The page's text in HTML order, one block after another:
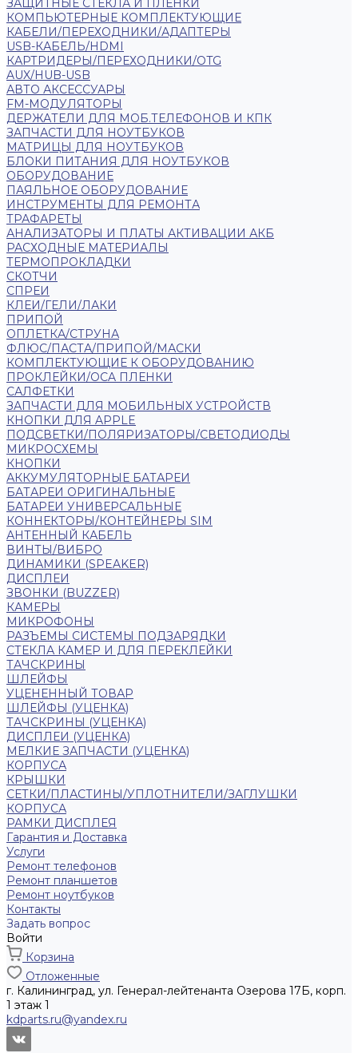
ЗАЩИТНЫЕ СТЕКЛА И ПЛЕНКИ
КОМПЬЮТЕРНЫЕ КОМПЛЕКТУЮЩИЕ
КАБЕЛИ/ПЕРЕХОДНИКИ/АДАПТЕРЫ
USB-КАБЕЛЬ/HDMI
КАРТРИДЕРЫ/ПЕРЕХОДНИКИ/OTG
AUX/HUB-USB
АВТО АКСЕССУАРЫ
FM-МОДУЛЯТОРЫ
ДЕРЖАТЕЛИ ДЛЯ МОБ.ТЕЛЕФОНОВ И КПК
ЗАПЧАСТИ ДЛЯ НОУТБУКОВ
МАТРИЦЫ ДЛЯ НОУТБУКОВ
БЛОКИ ПИТАНИЯ ДЛЯ НОУТБУКОВ
ОБОРУДОВАНИЕ
ПАЯЛЬНОЕ ОБОРУДОВАНИЕ
ИНСТРУМЕНТЫ ДЛЯ РЕМОНТА
ТРАФАРЕТЫ
АНАЛИЗАТОРЫ И ПЛАТЫ АКТИВАЦИИ АКБ
РАСХОДНЫЕ МАТЕРИАЛЫ
ТЕРМОПРОКЛАДКИ
СКОТЧИ
СПРЕИ
КЛЕИ/ГЕЛИ/ЛАКИ
ПРИПОЙ
ОПЛЕТКА/СТРУНА
ФЛЮС/ПАСТА/ПРИПОЙ/МАСКИ
КОМПЛЕКТУЮЩИЕ К ОБОРУДОВАНИЮ
ПРОКЛЕЙКИ/OCA ПЛЕНКИ
САЛФЕТКИ
ЗАПЧАСТИ ДЛЯ МОБИЛЬНЫХ УСТРОЙСТВ
КНОПКИ ДЛЯ APPLE
ПОДСВЕТКИ/ПОЛЯРИЗАТОРЫ/СВЕТОДИОДЫ
МИКРОСХЕМЫ
КНОПКИ
АККУМУЛЯТОРНЫЕ БАТАРЕИ
БАТАРЕИ ОРИГИНАЛЬНЫЕ
БАТАРЕИ УНИВЕРСАЛЬНЫЕ
КОННЕКТОРЫ/КОНТЕЙНЕРЫ SIM
АНТЕННЫЙ КАБЕЛЬ
ВИНТЫ/ВИБРО
ДИНАМИКИ (SPEAKER)
ДИСПЛЕИ
ЗВОНКИ (BUZZER)
КАМЕРЫ
МИКРОФОНЫ
РАЗЪЕМЫ СИСТЕМЫ ПОДЗАРЯДКИ
СТЕКЛА КАМЕР И ДЛЯ ПЕРЕКЛЕЙКИ
ТАЧСКРИНЫ
ШЛЕЙФЫ
УЦЕНЕННЫЙ ТОВАР
ШЛЕЙФЫ (УЦЕНКА)
ТАЧСКРИНЫ (УЦЕНКА)
ДИСПЛЕИ (УЦЕНКА)
МЕЛКИЕ ЗАПЧАСТИ (УЦЕНКА)
КОРПУСА
КРЫШКИ
СЕТКИ/ПЛАСТИНЫ/УПЛОТНИТЕЛИ/ЗАГЛУШКИ
КОРПУСА
РАМКИ ДИСПЛЕЯ
Гарантия и Доставка
Услуги
Ремонт телефонов
Ремонт планшетов
Ремонт ноутбуков
Контакты
Задать вопрос
Войти
Корзина
Отложенные
г. Калининград, ул. Генерал-лейтенанта Озерова 17Б, корп.
1 этаж 1
kdparts.ru@yandex.ru